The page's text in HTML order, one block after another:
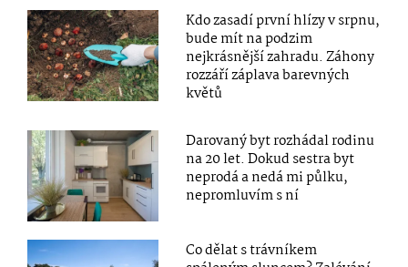
Kdo zasadí první hlízy v srpnu,
bude mít na podzim
nejkrásnější zahradu. Záhony
rozzáří záplava barevných
květů
Darovaný byt rozhádal rodinu
na 20 let. Dokud sestra byt
neprodá a nedá mi půlku,
nepromluvím s ní
Co dělat s trávníkem